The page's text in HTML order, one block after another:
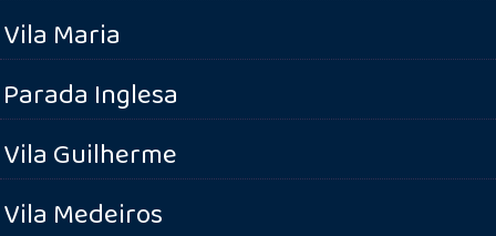
Vila Maria
Parada Inglesa
Vila Guilherme
Vila Medeiros